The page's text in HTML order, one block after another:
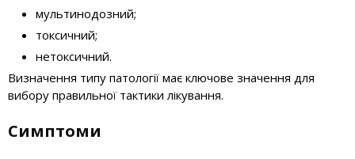
мультинодозний;
токсичний;
нетоксичний.
Визначення типу патології має ключове значення для
вибору правильної тактики лікування.
Симптоми